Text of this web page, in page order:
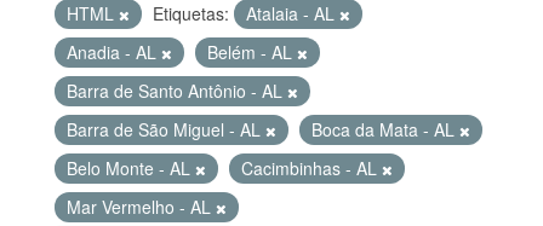
HTML
Etiquetas:
Atalaia - AL
Anadia - AL
Belém - AL
Barra de Santo Antônio - AL
Barra de São Miguel - AL
Boca da Mata - AL
Belo Monte - AL
Cacimbinhas - AL
Mar Vermelho - AL